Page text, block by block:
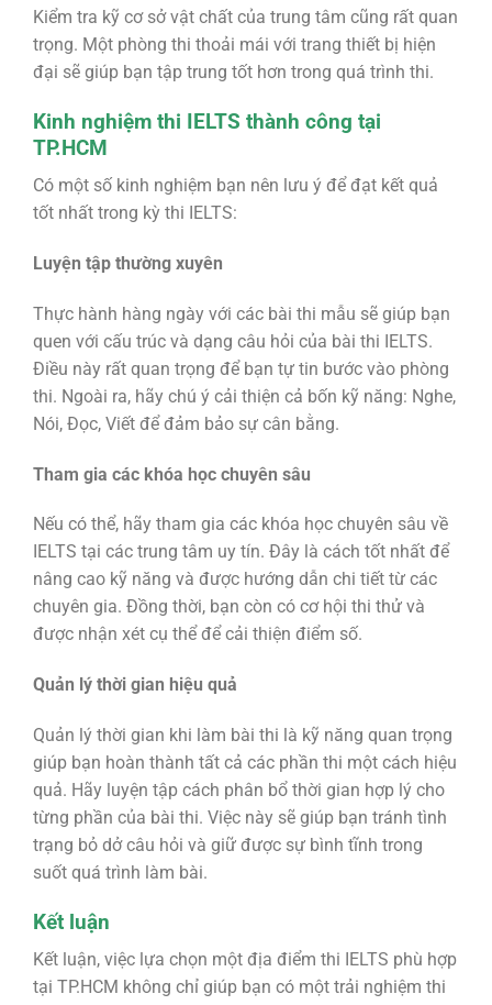
Kiểm tra kỹ cơ sở vật chất của trung tâm cũng rất quan
trọng. Một phòng thi thoải mái với trang thiết bị hiện
đại sẽ giúp bạn tập trung tốt hơn trong quá trình thi.
Kinh nghiệm thi IELTS thành công tại
TP.HCM
Có một số kinh nghiệm bạn nên lưu ý để đạt kết quả
tốt nhất trong kỳ thi IELTS:
Luyện tập thường xuyên
Thực hành hàng ngày với các bài thi mẫu sẽ giúp bạn
quen với cấu trúc và dạng câu hỏi của bài thi IELTS.
Điều này rất quan trọng để bạn tự tin bước vào phòng
thi. Ngoài ra, hãy chú ý cải thiện cả bốn kỹ năng: Nghe,
Nói, Đọc, Viết để đảm bảo sự cân bằng.
Tham gia các khóa học chuyên sâu
Nếu có thể, hãy tham gia các khóa học chuyên sâu về
IELTS tại các trung tâm uy tín. Đây là cách tốt nhất để
nâng cao kỹ năng và được hướng dẫn chi tiết từ các
chuyên gia. Đồng thời, bạn còn có cơ hội thi thử và
được nhận xét cụ thể để cải thiện điểm số.
Quản lý thời gian hiệu quả
Quản lý thời gian khi làm bài thi là kỹ năng quan trọng
giúp bạn hoàn thành tất cả các phần thi một cách hiệu
quả. Hãy luyện tập cách phân bổ thời gian hợp lý cho
từng phần của bài thi. Việc này sẽ giúp bạn tránh tình
trạng bỏ dở câu hỏi và giữ được sự bình tĩnh trong
suốt quá trình làm bài.
Kết luận
Kết luận, việc lựa chọn một địa điểm thi IELTS phù hợp
tại TP.HCM không chỉ giúp bạn có một trải nghiệm thi